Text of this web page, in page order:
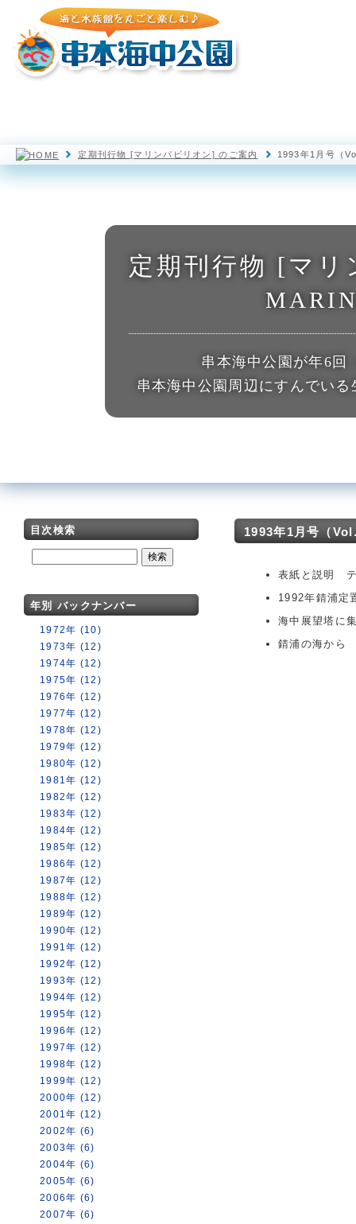
定期刊行物 [マリンパビリオン] のご案内 1993年1月号（
定期刊行物 [マ
串本海中公園が年6回
串本海中公園周辺にすんでい
目次検索
年別 バックナンバー
1972年 (10)
1973年 (12)
1974年 (12)
1975年 (12)
1976年 (12)
1977年 (12)
1978年 (12)
1979年 (12)
1980年 (12)
1981年 (12)
1982年 (12)
1983年 (12)
1984年 (12)
1985年 (12)
1986年 (12)
1987年 (12)
1988年 (12)
1989年 (12)
1990年 (12)
1991年 (12)
1992年 (12)
1993年 (12)
1994年 (12)
1995年 (12)
1996年 (12)
1997年 (12)
1998年 (12)
1999年 (12)
2000年 (12)
2001年 (12)
2002年 (6)
2003年 (6)
2004年 (6)
2005年 (6)
2006年 (6)
2007年 (6)
1993年1月号（
表紙と説明
1992年錆浦定
海中展望塔に
錆浦の海から